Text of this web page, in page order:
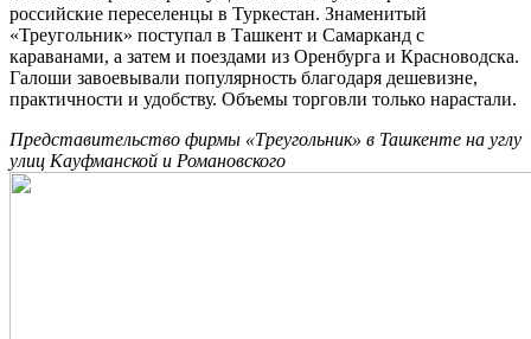
российские переселенцы в Туркестан. Знаменитый
«Треугольник» поступал в Ташкент и Самарканд с
караванами, а затем и поездами из Оренбурга и Красноводска.
Галоши завоевывали популярность благодаря дешевизне,
практичности и удобству. Объемы торговли только нарастали.
Представительство фирмы «Треугольник» в Ташкенте на углу
улиц Кауфманской и Романовского